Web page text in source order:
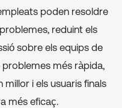
poden resoldre
reduint els
sobre els equips de
més ràpida,
i els usuaris finals
més eficaç.